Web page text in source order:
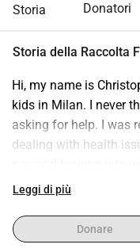
Storia Donatori
Storia della Raccolta
Hi, my name is
kids in Milan. I never
asking for help. I was
dealing with health
process takes time
keep up. I'm doing
manage while unwell,
Leggi di più
Donare